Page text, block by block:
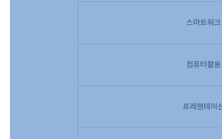
스마트워크
컴퓨터활용
프레젠테이